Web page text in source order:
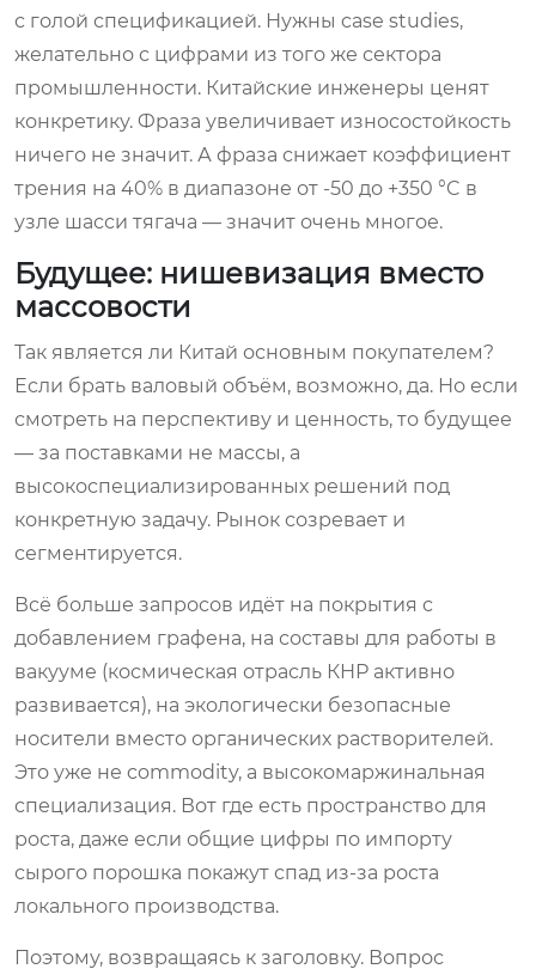
с голой спецификацией. Нужны case studies,
желательно с цифрами из того же сектора
промышленности. Китайские инженеры ценят
конкретику. Фраза увеличивает износостойкость
ничего не значит. А фраза снижает коэффициент
трения на 40% в диапазоне от -50 до +350 °C в
узле шасси тягача — значит очень многое.
Будущее: нишевизация вместо
массовости
Так является ли Китай основным покупателем?
Если брать валовый объём, возможно, да. Но если
смотреть на перспективу и ценность, то будущее
— за поставками не массы, а
высокоспециализированных решений под
конкретную задачу. Рынок созревает и
сегментируется.
Всё больше запросов идёт на покрытия с
добавлением графена, на составы для работы в
вакууме (космическая отрасль КНР активно
развивается), на экологически безопасные
носители вместо органических растворителей.
Это уже не commodity, а высокомаржинальная
специализация. Вот где есть пространство для
роста, даже если общие цифры по импорту
сырого порошка покажут спад из-за роста
локального производства.
Поэтому, возвращаясь к заголовку. Вопрос